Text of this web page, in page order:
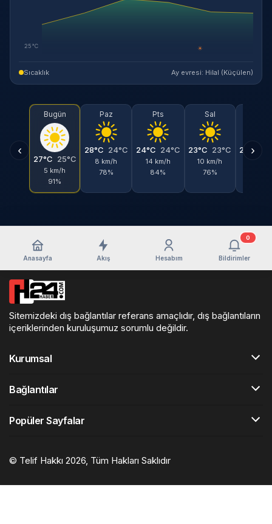
25°C ☀
Sıcaklık Ay evresi: Hilal (Küçülen)
‹
Bugün
27°C 25°C
5 km/h
91%
Paz
28°C 24°C
8 km/h
78%
Pts
24°C 24°C
14 km/h
84%
Sal
23°C 23°C
10 km/h
76%
24°C
›
Anasayfa Akış Hesabım Bildirimler
0
Sitemizdeki dış bağlantılar referans amaçlıdır, dış bağlantıların
içeriklerinden kuruluşumuz sorumlu değildir.
Kurumsal
Bağlantılar
Popüler Sayfalar
© Telif Hakkı 2026, Tüm Hakları Saklıdır